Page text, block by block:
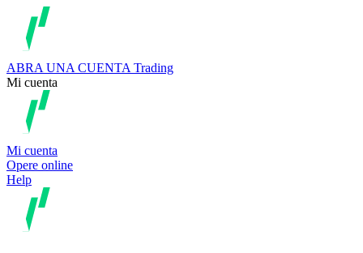
ABRA UNA CUENTA Trading
Mi cuenta
Mi cuenta
Opere online
Help